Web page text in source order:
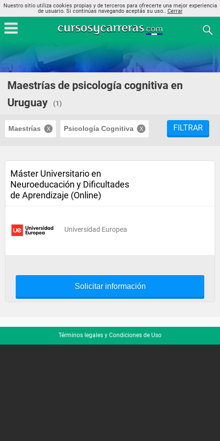
Nuestro sitio utiliza cookies propias y de terceros para ofrecerte una mejor experiencia
de usuario. Si continúas navegando aceptás su uso.. Cerrar
Maestrías de psicología cognitiva en
Uruguay
(1)
Maestrías Psicología Cognitiva FILTRAR
Máster Universitario en
Neuroeducación y Dificultades
de Aprendizaje (Online)
Universidad Europea
Solicitar información
Términos legales y Condiciones de Uso